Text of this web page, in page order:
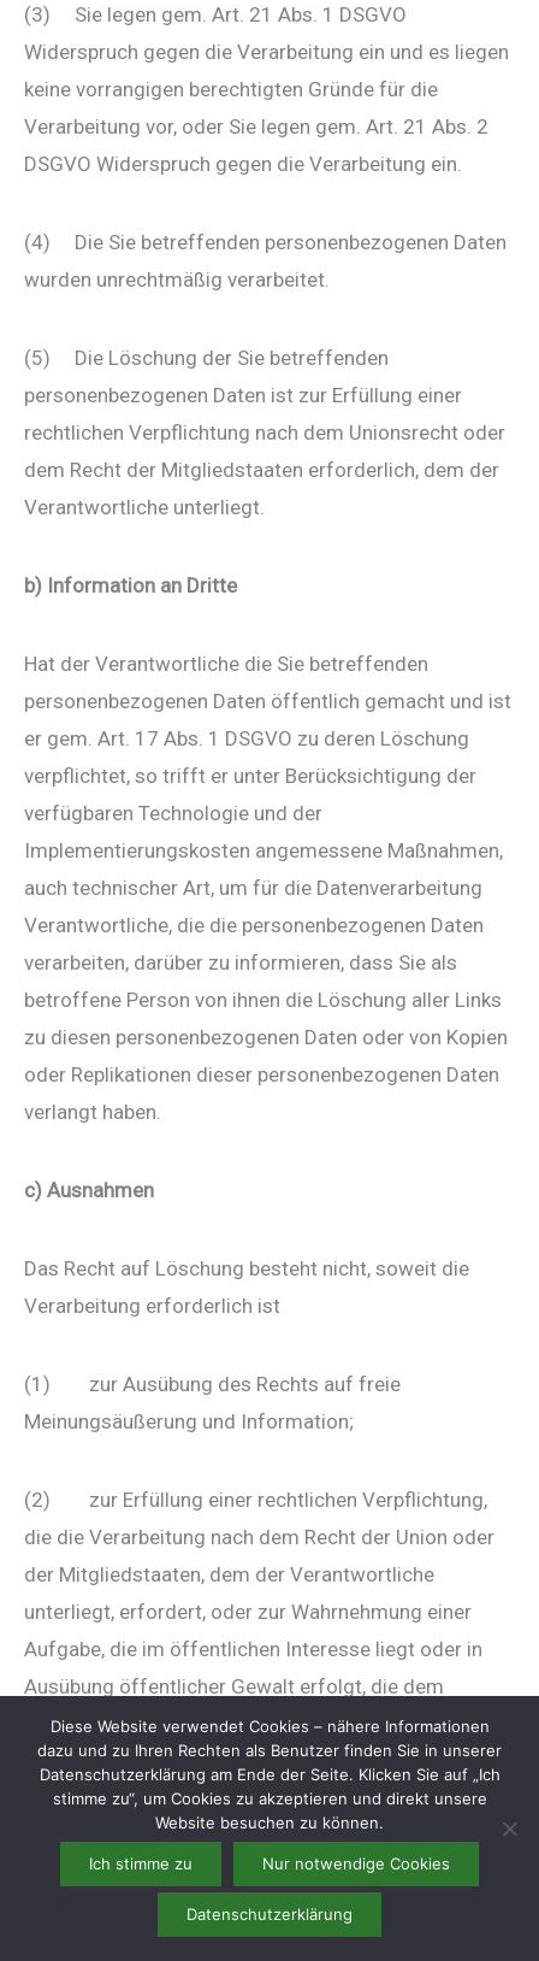
(3) Sie legen gem. Art. 21 Abs. 1 DSGVO
Widerspruch gegen die Verarbeitung ein und es liegen
keine vorrangigen berechtigten Gründe für die
Verarbeitung vor, oder Sie legen gem. Art. 21 Abs. 2
DSGVO Widerspruch gegen die Verarbeitung ein.
(4) Die Sie betreffenden personenbezogenen Daten
wurden unrechtmäßig verarbeitet.
(5) Die Löschung der Sie betreffenden
personenbezogenen Daten ist zur Erfüllung einer
rechtlichen Verpflichtung nach dem Unionsrecht oder
dem Recht der Mitgliedstaaten erforderlich, dem der
Verantwortliche unterliegt.
b) Information an Dritte
Hat der Verantwortliche die Sie betreffenden
personenbezogenen Daten öffentlich gemacht und ist
er gem. Art. 17 Abs. 1 DSGVO zu deren Löschung
verpflichtet, so trifft er unter Berücksichtigung der
verfügbaren Technologie und der
Implementierungskosten angemessene Maßnahmen,
auch technischer Art, um für die Datenverarbeitung
Verantwortliche, die die personenbezogenen Daten
verarbeiten, darüber zu informieren, dass Sie als
betroffene Person von ihnen die Löschung aller Links
zu diesen personenbezogenen Daten oder von Kopien
oder Replikationen dieser personenbezogenen Daten
verlangt haben.
c) Ausnahmen
Das Recht auf Löschung besteht nicht, soweit die
Verarbeitung erforderlich ist
(1) zur Ausübung des Rechts auf freie
Meinungsäußerung und Information;
(2) zur Erfüllung einer rechtlichen Verpflichtung,
die die Verarbeitung nach dem Recht der Union oder
der Mitgliedstaaten, dem der Verantwortliche
unterliegt, erfordert, oder zur Wahrnehmung einer
Aufgabe, die im öffentlichen Interesse liegt oder in
Ausübung öffentlicher Gewalt erfolgt, die dem
Verantwortlichen übertragen wurde;
(3) aus Gründen des öffentlichen Interesses im
Bereich der öffentlichen Gesundheit gemäß Art. 9
Abs. 2 lit. h und i sowie Art. 9 Abs. 3 DSGVO;
Diese Website verwendet Cookies – nähere Informationen
dazu und zu Ihren Rechten als Benutzer finden Sie in unserer
Datenschutzerklärung am Ende der Seite. Klicken Sie auf „Ich
stimme zu“, um Cookies zu akzeptieren und direkt unsere
Website besuchen zu können.
Ich stimme zu Nur notwendige Cookies
Datenschutzerklärung